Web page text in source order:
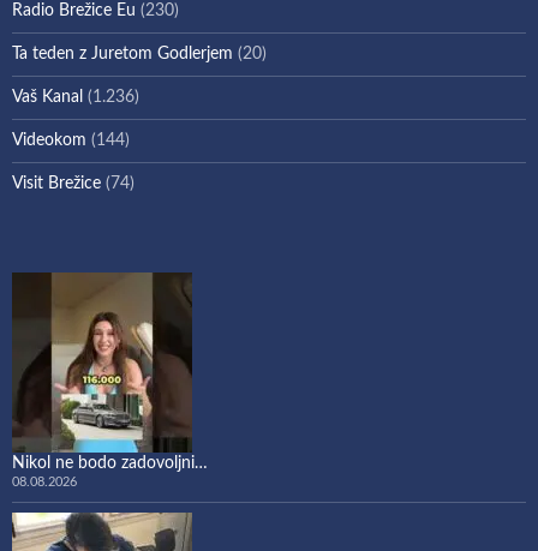
Radio Brežice Eu (230)
Ta teden z Juretom Godlerjem (20)
Vaš Kanal (1.236)
Videokom (144)
Visit Brežice (74)
Nikol ne bodo zadovoljni…
08.08.2026